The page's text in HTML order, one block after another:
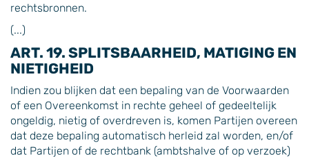
rechtsbronnen.
(...)
ART. 19. SPLITSBAARHEID, MATIGING EN
NIETIGHEID
Indien zou blijken dat een bepaling van de Voorwaarden
of een Overeenkomst in rechte geheel of gedeeltelijk
ongeldig, nietig of overdreven is, komen Partijen overeen
dat deze bepaling automatisch herleid zal worden, en/of
dat Partijen of de rechtbank (ambtshalve of op verzoek)